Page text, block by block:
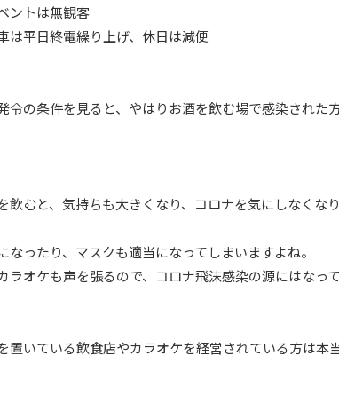
ントは無観客
は平日終電繰り上げ、休日は減便
令の条件を見ると、やはりお酒を飲む場で感染された
飲むと、気持ちも大きくなり、コロナを気にしなくなり
なったり、マスクも適当になってしまいますよね。
ラオケも声を張るので、コロナ飛沫感染の源にはなっ
置いている飲食店やカラオケを経営されている方は本